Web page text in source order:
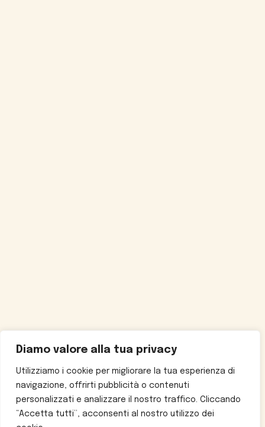
Diamo valore alla tua privacy
Utilizziamo i cookie per migliorare la tua esperienza di
navigazione, offrirti pubblicità o contenuti
personalizzati e analizzare il nostro traffico. Cliccando
“Accetta tutti”, acconsenti al nostro utilizzo dei